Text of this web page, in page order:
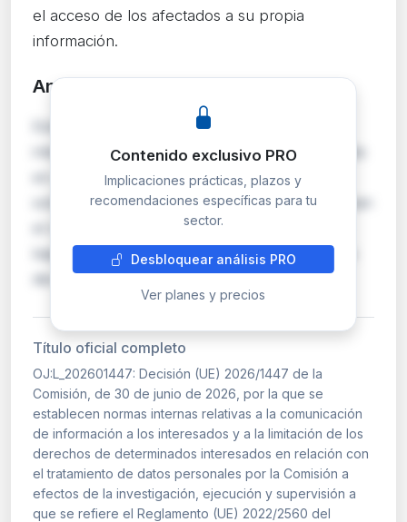
el acceso de los afectados a su propia
información.
Análisis detallado
Esta Decisión de la Comisión Europea regula
internamente el tratamiento de datos personales
en el marco del Reglamento (UE) 2022/2560
sobre subvenciones extranjeras que distorsionan
el mercado interior. Establece las condiciones
bajo las cuales la Comisión puede restringir los
derechos de los interesados (acceso, recti…
Contenido exclusivo PRO
Implicaciones prácticas, plazos y
recomendaciones específicas para tu
sector.
Desbloquear análisis PRO
Ver planes y precios
Título oficial completo
OJ:L_202601447: Decisión (UE) 2026/1447 de la
Comisión, de 30 de junio de 2026, por la que se
establecen normas internas relativas a la comunicación
de información a los interesados y a la limitación de los
derechos de determinados interesados en relación con
el tratamiento de datos personales por la Comisión a
efectos de la investigación, ejecución y supervisión a
que se refiere el Reglamento (UE) 2022/2560 del